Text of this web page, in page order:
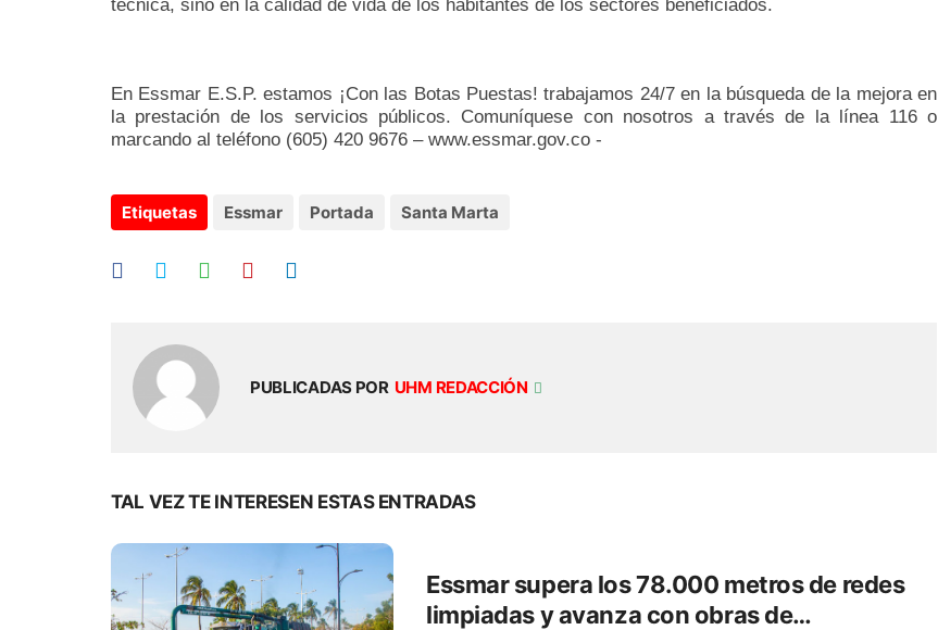
técnica, sino en la calidad de vida de los habitantes de los sectores beneficiados.
En Essmar E.S.P. estamos ¡Con las Botas Puestas! trabajamos 24/7 en la búsqueda de la mejora en
la prestación de los servicios públicos. Comuníquese con nosotros a través de la línea 116 o
marcando al teléfono (605) 420 9676 – www.essmar.gov.co -
Etiquetas Essmar Portada Santa Marta
PUBLICADAS POR UHM REDACCIÓN
TAL VEZ TE INTERESEN ESTAS ENTRADAS
Essmar supera los 78.000 metros de redes
limpiadas y avanza con obras de